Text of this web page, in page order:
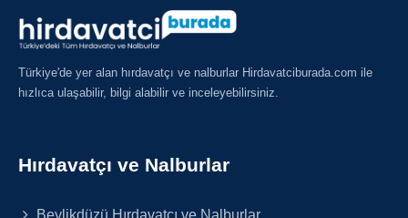
Türkiye'de yer alan hırdavatçı ve nalburlar Hirdavatciburada.com ile
hızlıca ulaşabilir, bilgi alabilir ve inceleyebilirsiniz.
Hırdavatçı ve Nalburlar
Beylikdüzü Hırdavatçı ve Nalburlar